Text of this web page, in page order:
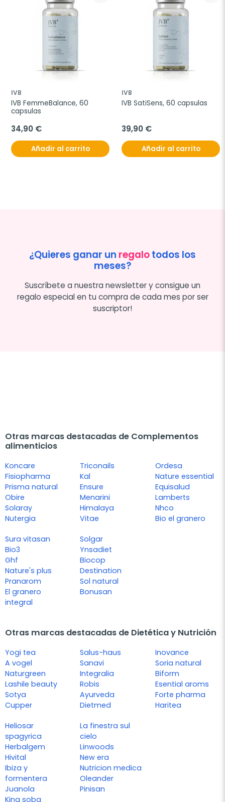
IVB
IVB FemmeBalance, 60
capsulas
34,90 €
Añadir al carrito
IVB
IVB SatiSens, 60 capsulas
39,90 €
Añadir al carrito
¿Quieres ganar un regalotodos los
meses?
Suscríbete a nuestra newsletter y consigue un
regalo especial en tu compra de cada mes por ser
suscriptor!
Otras marcas destacadas de Complementos
alimenticios
Koncare
Fisiopharma
Prisma natural
Obire
Solaray
Nutergia
Triconails
Kal
Ensure
Menarini
Himalaya
Vitae
Ordesa
Nature essential
Equisalud
Lamberts
Nhco
Bio el granero
Sura vitasan
Bio3
Ghf
Nature's plus
Pranarom
El granero
integral
Solgar
Ynsadiet
Biocop
Destination
Sol natural
Bonusan
Otras marcas destacadas de Dietética y Nutrición
Yogi tea
A vogel
Naturgreen
Lashile beauty
Sotya
Cupper
Salus-haus
Sanavi
Integralia
Robis
Ayurveda
Dietmed
Inovance
Soria natural
Biform
Esential aroms
Forte pharma
Haritea
Heliosar
spagyrica
Herbalgem
Hivital
Ibiza y
formentera
Juanola
King soba
La finestra sul
cielo
Linwoods
New era
Nutricion medica
Oleander
Pinisan